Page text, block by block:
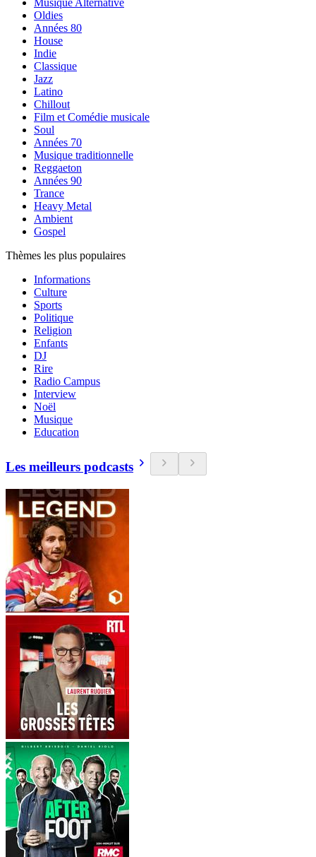
Musique Alternative
Oldies
Années 80
House
Indie
Classique
Jazz
Latino
Chillout
Film et Comédie musicale
Soul
Années 70
Musique traditionnelle
Reggaeton
Années 90
Trance
Heavy Metal
Ambient
Gospel
Thèmes les plus populaires
Informations
Culture
Sports
Politique
Religion
Enfants
DJ
Rire
Radio Campus
Interview
Noël
Musique
Education
Les meilleurs podcasts